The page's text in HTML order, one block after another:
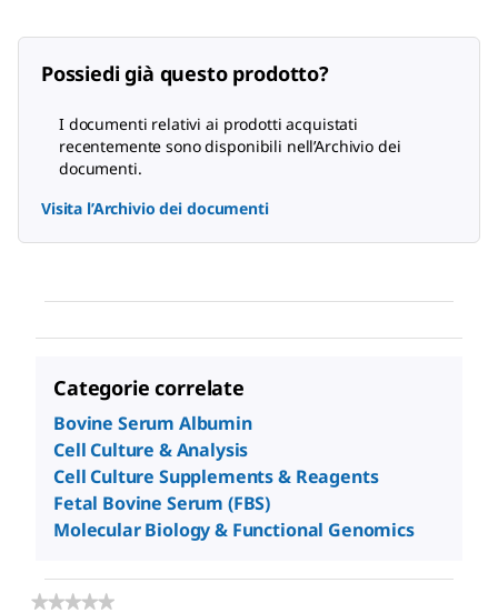
Possiedi già questo prodotto?
I documenti relativi ai prodotti acquistati
recentemente sono disponibili nell’Archivio dei
documenti.
Visita l’Archivio dei documenti
Categorie correlate
Bovine Serum Albumin
Cell Culture & Analysis
Cell Culture Supplements & Reagents
Fetal Bovine Serum (FBS)
Molecular Biology & Functional Genomics
★★★★★
★★★★★